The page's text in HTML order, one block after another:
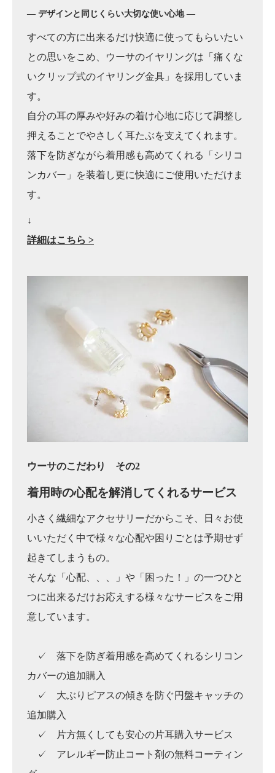
― デザインと同じくらい大切な使い心地 ―
すべての方に出来るだけ快適に使ってもらいたい
との思いをこめ、ウーサのイヤリングは「痛くな
いクリップ式のイヤリング金具」を採用していま
す。
自分の耳の厚みや好みの着け心地に応じて調整し
押えることでやさしく耳たぶを支えてくれます。
落下を防ぎながら着用感も高めてくれる「シリコ
ンカバー」を装着し更に快適にご使用いただけま
す。
↓
詳細はこちら >
ウーサのこだわり その2
着用時の心配を解消してくれるサービス
小さく繊細なアクセサリーだからこそ、日々お使
いいただく中で様々な心配や困りごとは予期せず
起きてしまうもの。
そんな「心配、、、」や「困った！」の一つひと
つに出来るだけお応えする様々なサービスをご用
意しています。
✓ 落下を防ぎ着用感を高めてくれるシリコン
カバーの追加購入
✓ 大ぶりピアスの傾きを防ぐ円盤キャッチの
追加購入
✓ 片方無くしても安心の片耳購入サービス
✓ アレルギー防止コート剤の無料コーティン